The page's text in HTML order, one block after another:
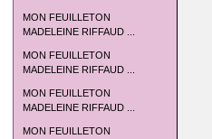
MON FEUILLETON
MADELEINE RIFFAUD ...
MON FEUILLETON
MADELEINE RIFFAUD ...
MON FEUILLETON
MADELEINE RIFFAUD ...
MON FEUILLETON